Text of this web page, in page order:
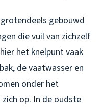
gebouwd
die vuil van zichzelf
het knelpunt vaak
de vaatwasser en
onder het
op. In de oudste